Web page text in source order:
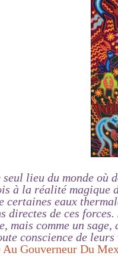
lieu du monde où
à la réalité magique
certaines eaux
directes de ces
mais comme un
conscience de
Au Gouverneur Du